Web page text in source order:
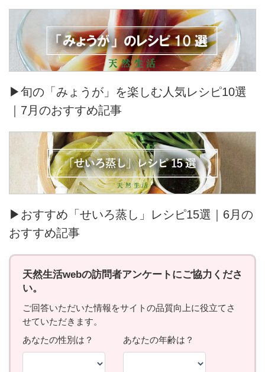
▶旬の「みょうが」を楽しむ人気レシピ10選
｜7月のおすすめ記事
▶おすすめ「せいろ蒸し」レシピ15選｜6月の
おすすめ記事